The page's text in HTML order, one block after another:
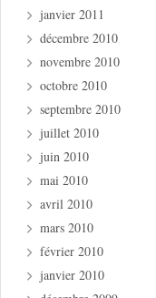
janvier 2011
décembre 2010
novembre 2010
octobre 2010
septembre 2010
juillet 2010
juin 2010
mai 2010
avril 2010
mars 2010
février 2010
janvier 2010